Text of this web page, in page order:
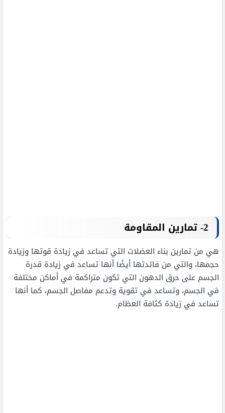
2- تمارين المقاومة
هي من تمارين بناء العضلات التي تساعد في زيادة قوتها وزيادة
حجمها، والتي من فائدتها أيضًا أنها تساعد في زيادة قدرة
الجسم على حرق الدهون التي تكون متراكمة في أماكن مختلفة
في الجسم، وتساعد في تقوية وتدعم مفاصل الجسم، كما أنها
تساعد في زيادة كثافة العظام.